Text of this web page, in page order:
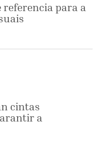
referencia para a
cintas
a